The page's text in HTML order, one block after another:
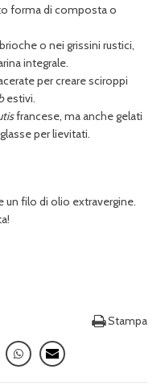
forma di composta o
o nei grissini rustici,
integrale.
per creare sciroppi
estivi.
francese, ma anche gelati
per lievitati.
un filo di olio extravergine.
Stampa